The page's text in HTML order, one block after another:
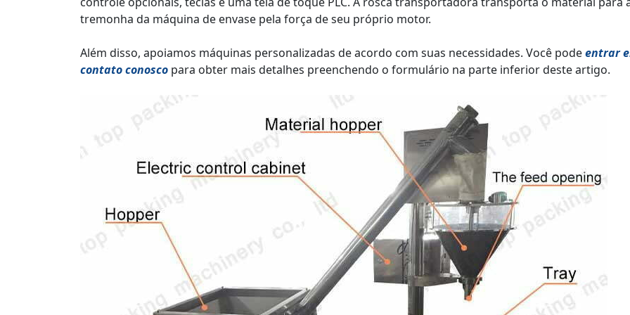
tremonha da máquina de envase pela força de seu próprio motor.
Além disso, apoiamos máquinas personalizadas de acordo com suas necessidades. Você podeentrar
contato conosco para obter mais detalhes preenchendo o formulário na parte inferior deste artigo.